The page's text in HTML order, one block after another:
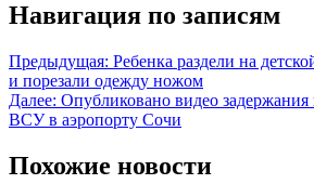
Навигация по записям
Предыдущая: Ребенка раздели на
и порезали одежду ножом
Далее: Опубликовано видео задержания
ВСУ в аэропорту Сочи
Похожие новости